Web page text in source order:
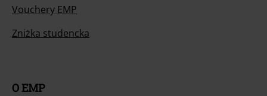
Vouchery EMP
Zniżka studencka
O EMP